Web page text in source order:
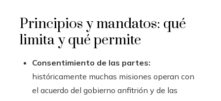
Principios y mandatos: qué
limita y qué permite
Consentimiento de las partes:
históricamente muchas misiones operan con
el acuerdo del gobierno anfitrión y de las